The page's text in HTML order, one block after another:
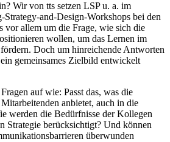
Wir von tts setzen LSP u. a. im
Strategy-and-Design-Workshops bei den
vor allem um die Frage, wie sich die
wollen, um das Lernen im
Doch um hinreichende Antworten
gemeinsames Zielbild entwickelt
auf wie: Passt das, was die
anbietet, auch in die
werden die Bedürfnisse der Kollegen
Strategie berücksichtigt? Und können
überwunden